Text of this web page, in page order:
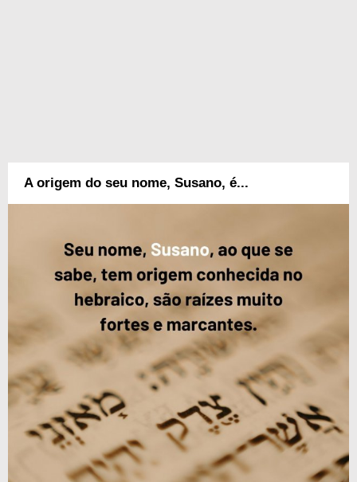
A origem do seu nome, Susano, é...